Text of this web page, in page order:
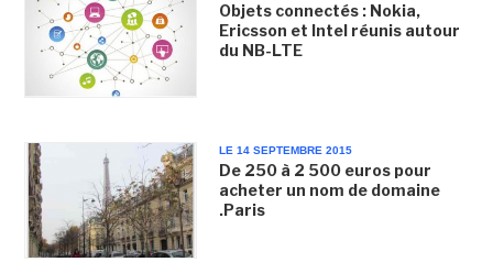
Objets connectés : Nokia,
Ericsson et Intel réunis autour
du NB-LTE
LE 14 SEPTEMBRE 2015
De 250 à 2 500 euros pour
acheter un nom de domaine
.Paris